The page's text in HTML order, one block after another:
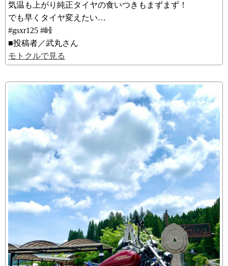
気温も上がり純正タイヤの食いつきもまずまず！
でも早くタイヤ変えたい…
#gsxr125 #峠
■投稿者／武丸さん
モトクルで見る